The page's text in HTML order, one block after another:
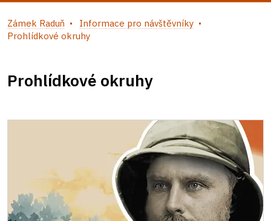
Zámek Raduň
Informace pro návštěvníky
Prohlídkové okruhy
Prohlídkové okruhy